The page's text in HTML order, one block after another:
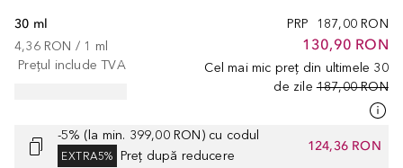
PRP 187,00 RON
130,90 RON
Cel mai mic preț din ultimele 30
de zile 187,00 RON
30 ml
4,36 RON / 1 ml
Prețul include TVA
-5% (la min. 399,00 RON) cu codul
EXTRA5% Preț după reducere
124,36 RON